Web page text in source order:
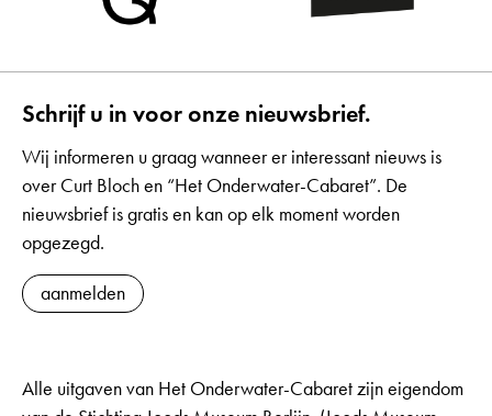
Schrijf u in voor onze nieuwsbrief.
Wij informeren u graag wanneer er interessant nieuws is
over Curt Bloch en “Het Onderwater-Cabaret”. De
nieuwsbrief is gratis en kan op elk moment worden
opgezegd.
aanmelden
Alle uitgaven van Het Onderwater-Cabaret zijn eigendom